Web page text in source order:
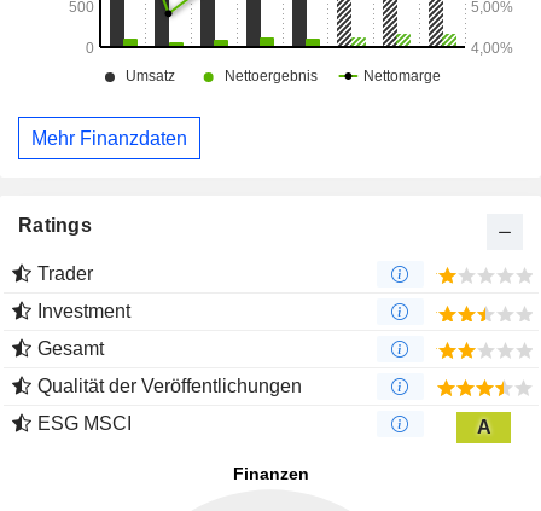
Mehr Finanzdaten
Ratings
Trader
Investment
Gesamt
Qualität der Veröffentlichungen
ESG MSCI
A